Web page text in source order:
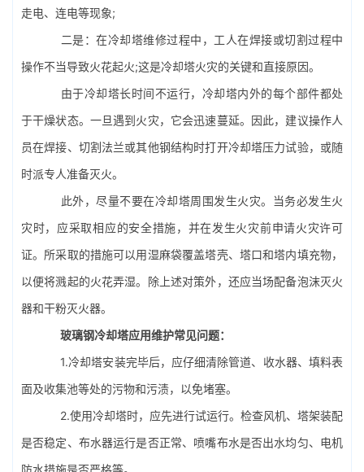
走电、连电等现象;
二是：在冷却塔维修过程中，工人在焊接或切割过程中
操作不当导致火花起火;这是冷却塔火灾的关键和直接原因。
由于冷却塔长时间不运行，冷却塔内外的每个部件都处
于干燥状态。一旦遇到火灾，它会迅速蔓延。因此，建议操作人
员在焊接、切割法兰或其他钢结构时打开冷却塔压力试验，或随
时派专人准备灭火。
此外，尽量不要在冷却塔周围发生火灾。当务必发生火
灾时，应采取相应的安全措施，并在发生火灾前申请火灾许可
证。所采取的措施可以用湿麻袋覆盖塔壳、塔口和塔内填充物，
以便将溅起的火花弄湿。除上述对策外，还应当场配备泡沫灭火
器和干粉灭火器。
玻璃钢冷却塔应用维护常见问题：
1.冷却塔安装完毕后，应仔细清除管道、 收水器、填料表
面及收集池等处的污物和污渍，以免堵塞。
2.使用冷却塔时，应先进行试运行。检查风机、塔架装配
是否稳定、布水器运行是否正常、喷嘴布水是否出水均匀、电机